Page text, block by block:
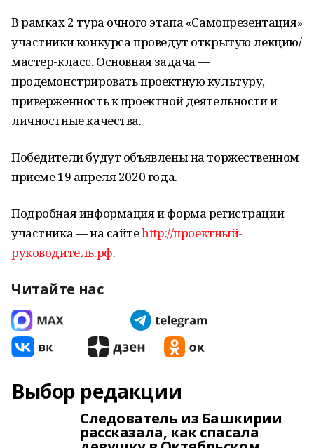
В рамках 2 тура очного этапа «Самопрезентация»
участники конкурса проведут открытую лекцию/
мастер-класс. Основная задача —
продемонстрировать проектную культуру,
приверженность к проектной деятельности и
личностные качества.
Победители будут объявлены на торжественном
приеме 19 апреля 2020 года.
Подробная информация и форма регистрации
участника — на сайтеhttp://проектный-
руководитель.рф.
Читайте нас
Выбор редакции
Следователь из Башкирии
рассказала, как спасала